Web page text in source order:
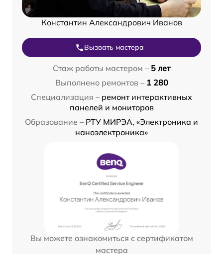
Константин Александрович Иванов
Вызвать мастера
Стаж работы мастером – 5 лет
Выполнено ремонтов – 1 280
Специализация – ремонт интерактивных
панелей и мониторов
Образование – РТУ МИРЭА, «Электроника и
наноэлектроника»
Вы можете ознакомиться с сертификатом
мастера